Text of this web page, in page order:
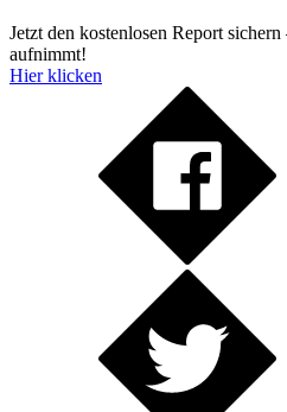
Jetzt den kostenlosen Report
aufnimmt!
Hier klicken